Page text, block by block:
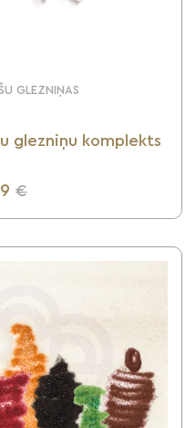
GLEZNIŅAS
glezniņu komplekts
€